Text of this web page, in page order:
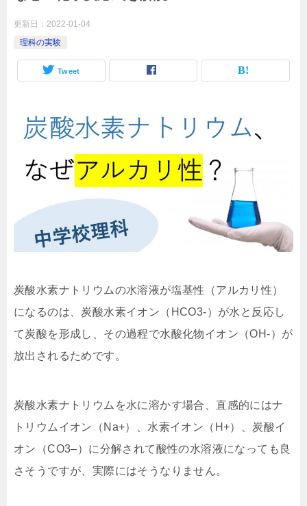
更新日： 2022-01-04
理科の実験
Tweet
炭酸水素ナトリウムの水溶液が塩基性（アルカリ性）
になるのは、炭酸水素イオン（HCO3-）が水と反応し
て炭酸を形成し、その過程で水酸化物イオン（OH-）が
放出されるためです。
炭酸水素ナトリウムを水に溶かす場合、直感的にはナ
トリウムイオン（Na+）、水素イオン（H+）、炭酸イ
オン（CO3–）に分解されて酸性の水溶液になっても良
さそうですが、実際にはそうなりません。